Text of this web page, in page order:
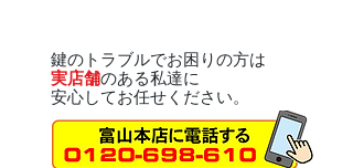
鍵のトラブルでお困りの方は
実店舗のある私達に
安心してお任せください。